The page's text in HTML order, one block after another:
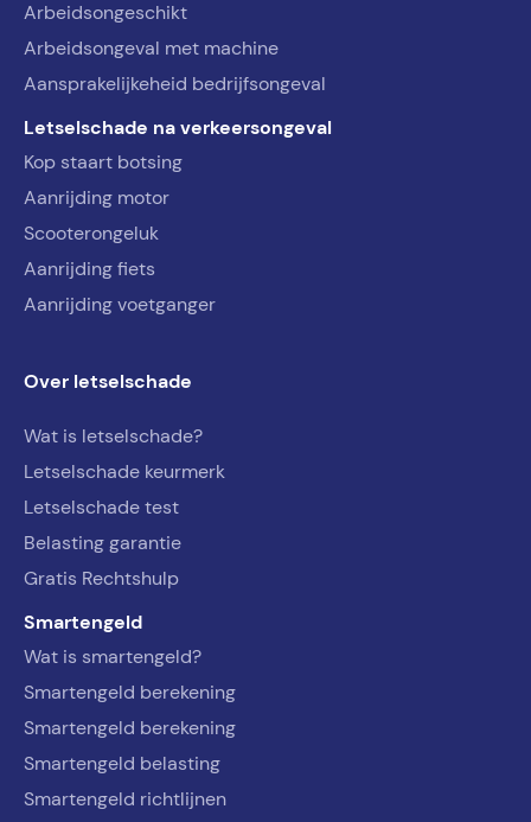
Arbeidsongeschikt
Arbeidsongeval met machine
Aansprakelijkeheid bedrijfsongeval
Letselschade na verkeersongeval
Kop staart botsing
Aanrijding motor
Scooterongeluk
Aanrijding fiets
Aanrijding voetganger
Over letselschade
Wat is letselschade?
Letselschade keurmerk
Letselschade test
Belasting garantie
Gratis Rechtshulp
Smartengeld
Wat is smartengeld?
Smartengeld berekening
Smartengeld berekening
Smartengeld belasting
Smartengeld richtlijnen